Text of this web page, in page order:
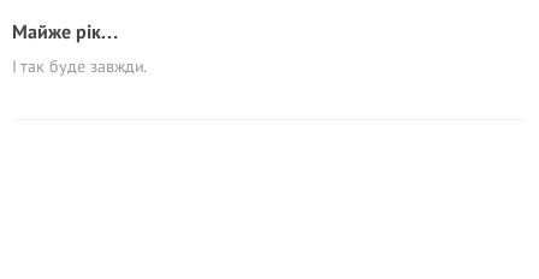
Майже рік…
І так буде завжди.